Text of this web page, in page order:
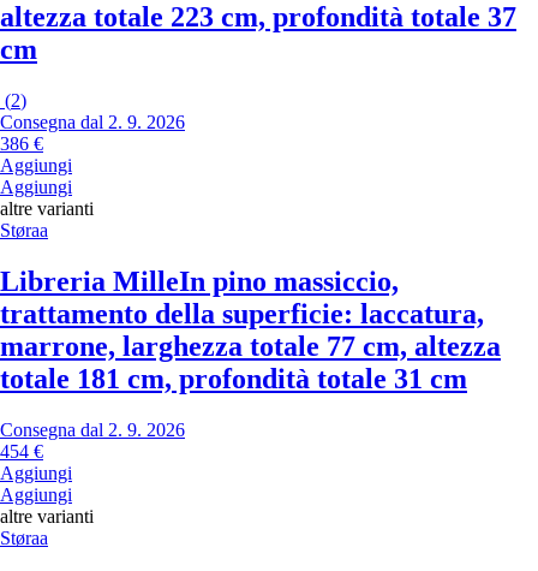
altezza totale 223 cm, profondità totale 37
cm
(2)
Consegna dal 2. 9. 2026
386 €
Aggiungi
Aggiungi
altre varianti
Støraa
Libreria MilleIn pino massiccio,
trattamento della superficie: laccatura,
marrone, larghezza totale 77 cm, altezza
totale 181 cm, profondità totale 31 cm
Consegna dal 2. 9. 2026
454 €
Aggiungi
Aggiungi
altre varianti
Støraa